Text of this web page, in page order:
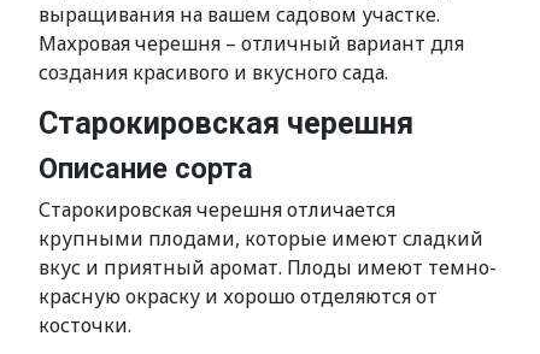
выращивания на вашем садовом участке.
Махровая черешня – отличный вариант для
создания красивого и вкусного сада.
Старокировская черешня
Описание сорта
Старокировская черешня отличается
крупными плодами, которые имеют сладкий
вкус и приятный аромат. Плоды имеют темно-
красную окраску и хорошо отделяются от
косточки.